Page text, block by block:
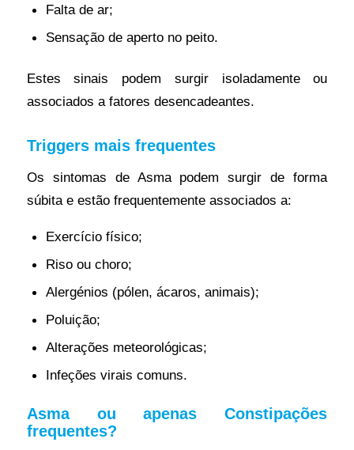
Falta de ar;
Sensação de aperto no peito.
Estes sinais podem surgir isoladamente ou
associados a fatores desencadeantes.
Triggers mais frequentes
Os sintomas de Asma podem surgir de forma
súbita e estão frequentemente associados a:
Exercício físico;
Riso ou choro;
Alergénios (pólen, ácaros, animais);
Poluição;
Alterações meteorológicas;
Infeções virais comuns.
Asma ou apenas Constipações
frequentes?